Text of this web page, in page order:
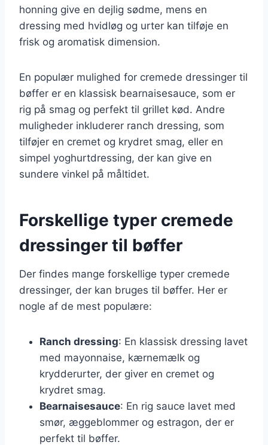
honning give en dejlig sødme, mens en
dressing med hvidløg og urter kan tilføje en
frisk og aromatisk dimension.
En populær mulighed for cremede dressinger til
bøffer er en klassisk bearnaisesauce, som er
rig på smag og perfekt til grillet kød. Andre
muligheder inkluderer ranch dressing, som
tilføjer en cremet og krydret smag, eller en
simpel yoghurtdressing, der kan give en
sundere vinkel på måltidet.
Forskellige typer cremede
dressinger til bøffer
Der findes mange forskellige typer cremede
dressinger, der kan bruges til bøffer. Her er
nogle af de mest populære:
Ranch dressing: En klassisk dressing lavet
med mayonnaise, kærnemælk og
krydderurter, der giver en cremet og
krydret smag.
Bearnaisesauce: En rig sauce lavet med
smør, æggeblommer og estragon, der er
perfekt til bøffer.